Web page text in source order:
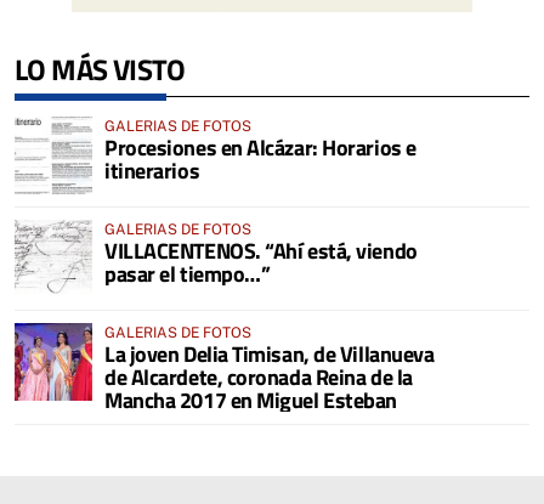
LO MÁS VISTO
GALERIAS DE FOTOS
Procesiones en Alcázar: Horarios e
itinerarios
GALERIAS DE FOTOS
VILLACENTENOS. “Ahí está, viendo
pasar el tiempo…”
GALERIAS DE FOTOS
La joven Delia Timisan, de Villanueva
de Alcardete, coronada Reina de la
Mancha 2017 en Miguel Esteban